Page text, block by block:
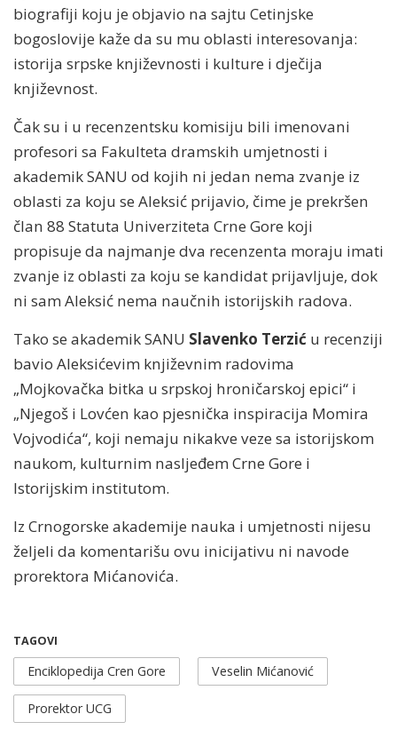
biografiji koju je objavio na sajtu Cetinjske
bogoslovije kaže da su mu oblasti interesovanja:
istorija srpske književnosti i kulture i dječija
književnost.
Čak su i u recenzentsku komisiju bili imenovani
profesori sa Fakulteta dramskih umjetnosti i
akademik SANU od kojih ni jedan nema zvanje iz
oblasti za koju se Aleksić prijavio, čime je prekršen
član 88 Statuta Univerziteta Crne Gore koji
propisuje da najmanje dva recenzenta moraju imati
zvanje iz oblasti za koju se kandidat prijavljuje, dok
ni sam Aleksić nema naučnih istorijskih radova.
Tako se akademik SANU Slavenko Terzić u recenziji
bavio Aleksićevim književnim radovima
„Mojkovačka bitka u srpskoj hroničarskoj epici“ i
„Njegoš i Lovćen kao pjesnička inspiracija Momira
Vojvodića“, koji nemaju nikakve veze sa istorijskom
naukom, kulturnim nasljeđem Crne Gore i
Istorijskim institutom.
Iz Crnogorske akademije nauka i umjetnosti nijesu
željeli da komentarišu ovu inicijativu ni navode
prorektora Mićanovića.
TAGOVI
Enciklopedija Cren Gore Veselin Mićanović
Prorektor UCG